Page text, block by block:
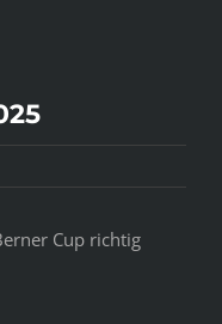
Cup richtig